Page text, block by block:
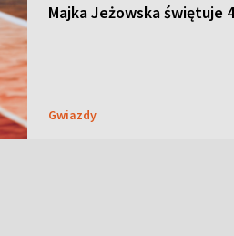
Majka Jeżowska świętuje
Gwiazdy